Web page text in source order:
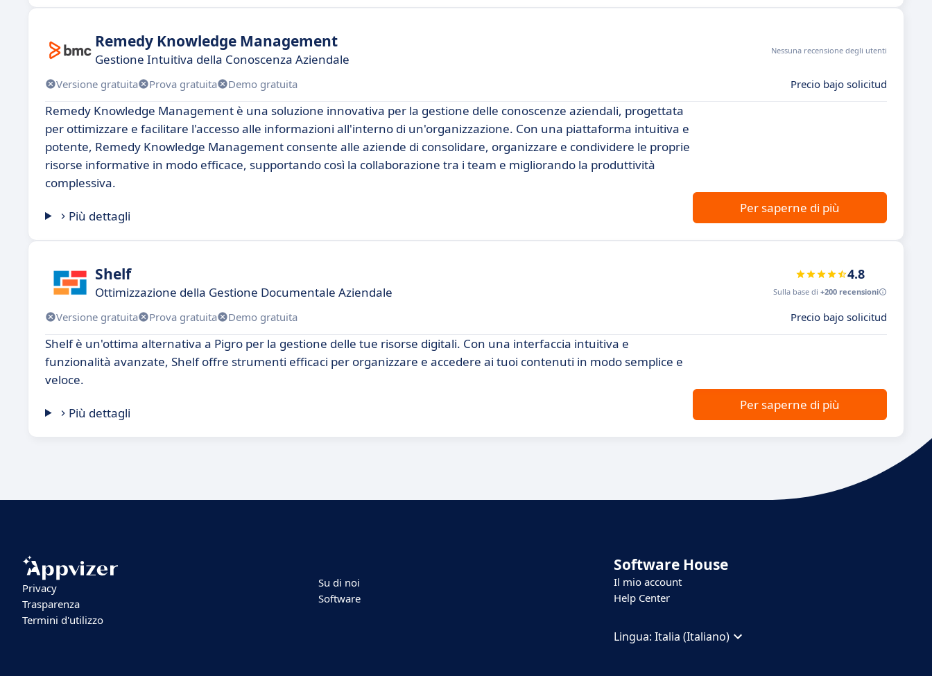
Remedy Knowledge Management
Gestione Intuitiva della Conoscenza Aziendale
Nessuna recensione degli utenti
Versione gratuita Prova gratuita Demo gratuita Precio bajo solicitud
Remedy Knowledge Management è una soluzione innovativa per la gestione delle conoscenze aziendali, progettata
per ottimizzare e facilitare l'accesso alle informazioni all'interno di un'organizzazione. Con una piattaforma intuitiva e
potente, Remedy Knowledge Management consente alle aziende di consolidare, organizzare e condividere le proprie
risorse informative in modo efficace, supportando così la collaborazione tra i team e migliorando la produttività
complessiva.
Più dettagli
Per saperne di più
Shelf
Ottimizzazione della Gestione Documentale Aziendale
4.8
Sulla base di +200 recensioni
Versione gratuita Prova gratuita Demo gratuita Precio bajo solicitud
Shelf è un'ottima alternativa a Pigro per la gestione delle tue risorse digitali. Con una interfaccia intuitiva e
funzionalità avanzate, Shelf offre strumenti efficaci per organizzare e accedere ai tuoi contenuti in modo semplice e
veloce.
Più dettagli
Per saperne di più
Privacy
Trasparenza
Termini d'utilizzo
Su di noi
Software
Software House
Il mio account
Help Center
Lingua:Italia (Italiano)